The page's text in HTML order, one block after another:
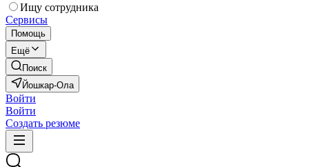
Ищу сотрудника
Сервисы
Помощь
Ещё
Поиск
Йошкар-Ола
Войти
Войти
Создать резюме